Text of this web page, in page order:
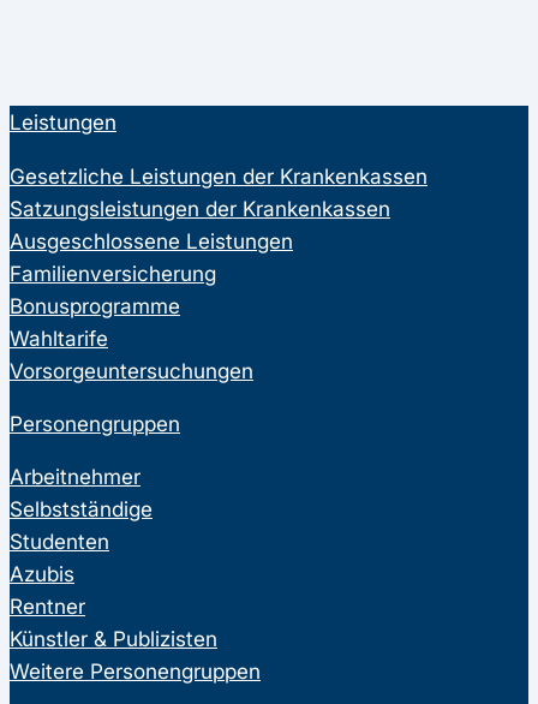
Leistungen
Gesetzliche Leistungen der Krankenkassen
Satzungsleistungen der Krankenkassen
Ausgeschlossene Leistungen
Familienversicherung
Bonusprogramme
Wahltarife
Vorsorgeuntersuchungen
Personengruppen
Arbeitnehmer
Selbstständige
Studenten
Azubis
Rentner
Künstler & Publizisten
Weitere Personengruppen